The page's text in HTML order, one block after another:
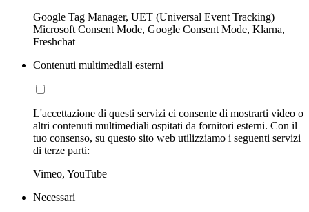
Google Tag Manager, UET (Universal Event Tracking)
Microsoft Consent Mode, Google Consent Mode, Klarna,
Freshchat
Contenuti multimediali esterni
L'accettazione di questi servizi ci consente di mostrarti video o
altri contenuti multimediali ospitati da fornitori esterni. Con il
tuo consenso, su questo sito web utilizziamo i seguenti servizi
di terze parti:
Vimeo, YouTube
Necessari